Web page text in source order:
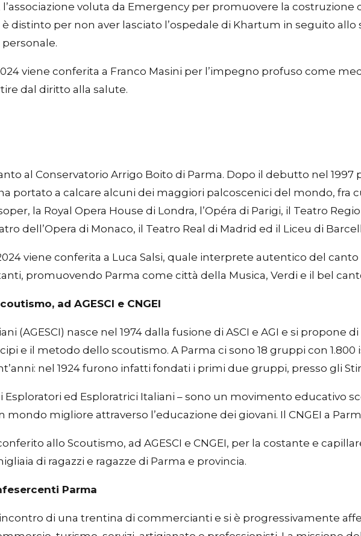
voluta da Emergency per promuovere la costruzione
è distinto per non aver lasciato l’ospedale di Khartum in seguito
viene conferita a Franco Masini per l’impegno profuso come
dal diritto alla salute.
al Conservatorio Arrigo Boito di Parma. Dopo il debutto nel
portato a calcare alcuni dei maggiori palcoscenici del mondo, fra
la Royal Opera House di Londra, l’Opéra di Parigi, il Teatro
dell’Opera di Monaco, il Teatro Real di Madrid ed il Liceu di
viene conferita a Luca Salsi, quale interprete autentico del
promuovendo Parma come città della Musica, Verdi e il bel
ad AGESCI e CNGEI
(AGESCI) nasce nel 1974 dalla fusione di ASCI e AGI e si propone
e il metodo dello scoutismo. A Parma ci sono 18 gruppi con 1.800
nel 1924 furono infatti fondati i primi due gruppi, presso gli
Esploratori ed Esploratrici Italiani – sono un movimento educativo
migliore attraverso l’educazione dei giovani. Il CNGEI a
allo Scoutismo, ad AGESCI e CNGEI, per la costante e
di ragazzi e ragazze di Parma e provincia.
Parma
di una trentina di commercianti e si è progressivamente